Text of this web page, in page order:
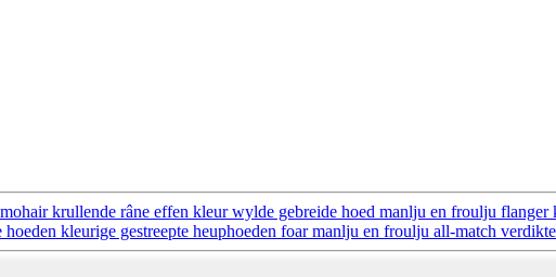
krullende râne effen kleur wylde gebreide hoed manlju en froulju flanger
kleurige gestreepte heuphoeden foar manlju en froulju all-match